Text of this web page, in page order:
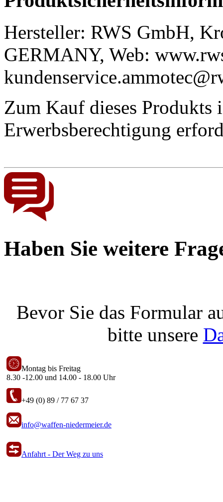
Hersteller: RWS GmbH,
GERMANY, Web:
Zum Kauf dieses Produkts
Erwerbsberechtigung
Haben Sie weitere
Bevor Sie das Formular
bitte unsere
Montag bis Freitag
8.30 -12.00 und 14.00 - 18.00 Uhr
+49 (0) 89 / 77 67 37
info@waffen-niedermeier.de
Anfahrt - Der Weg zu uns